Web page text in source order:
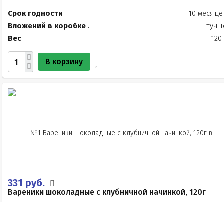
Срок годности
10
Вложений в коробке
Вес
120
В корзину
331 руб.
Вареники шоколадные с клубничной начинкой, 120г